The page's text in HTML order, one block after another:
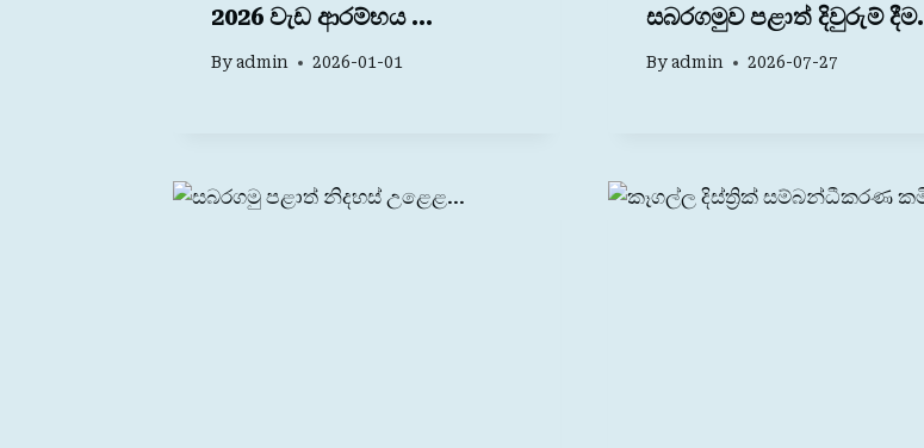
2026 වැඩ ආරම්භය …
Byadmin 2026-01-01
සබරගමුව පළාත් දිවුරුම් දීම.
By admin 2026-07-27